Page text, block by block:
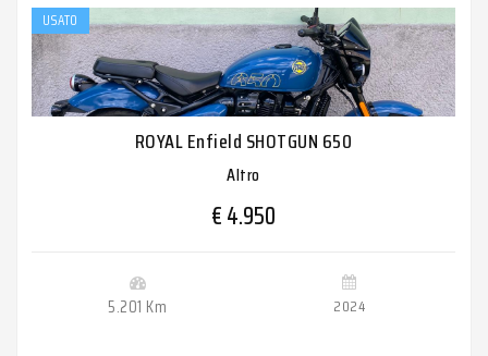
USATO
ROYAL Enfield SHOTGUN 650
Altro
€ 4.950
5.201 Km 2024